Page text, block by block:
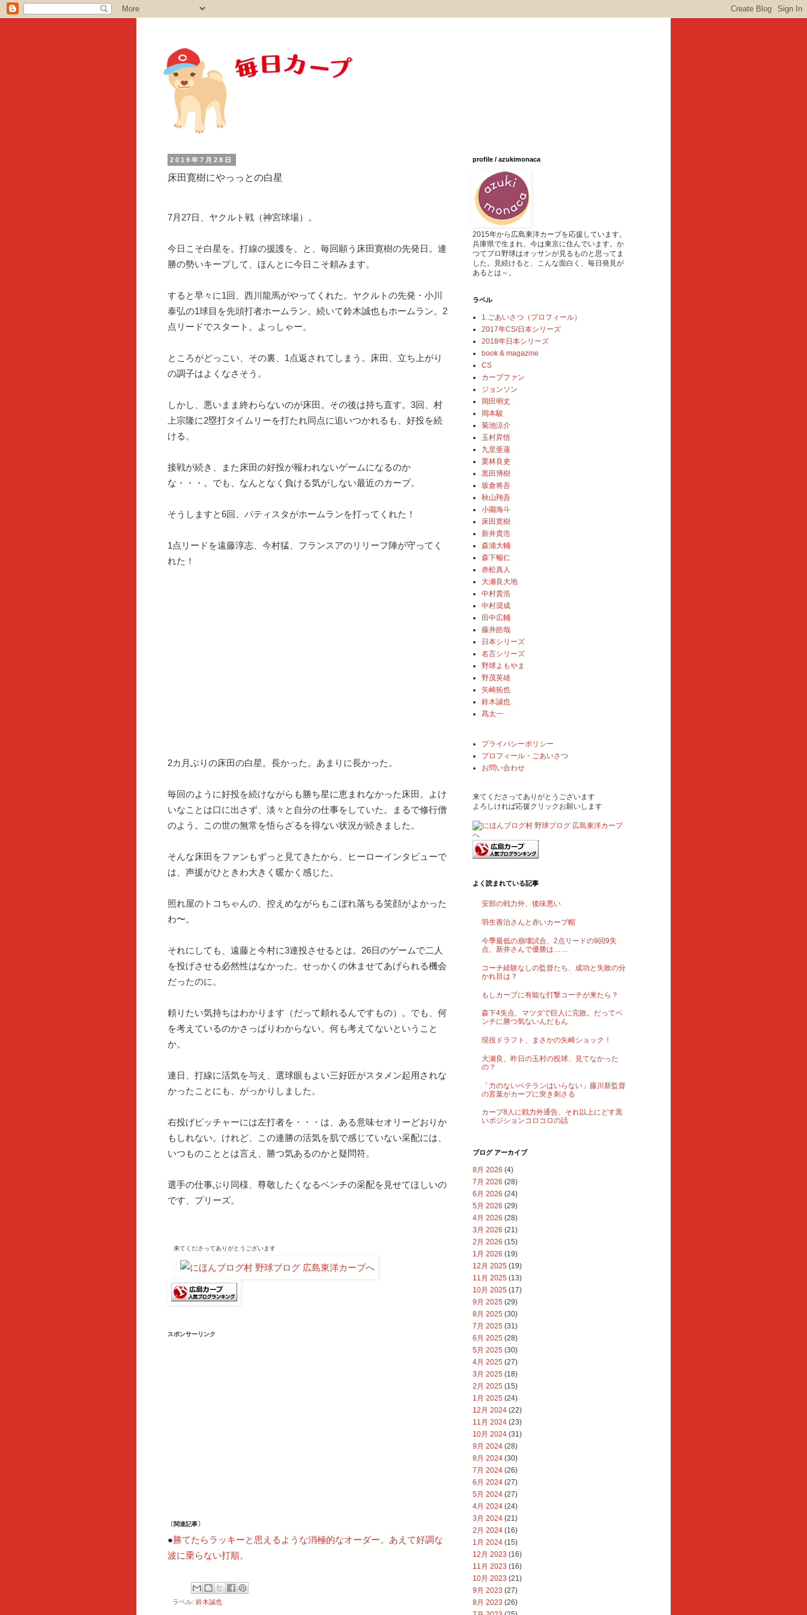
2019年7月28日
床田寛樹にやっっとの白星
7月27日、ヤクルト戦（神宮球場）。
今日こそ白星を。打線の援護を。と、毎回願う床田寛樹の先発日。連
勝の勢いキープして、ほんとに今日こそ頼みます。
すると早々に1回、西川龍馬がやってくれた。ヤクルトの先発・小川
泰弘の1球目を先頭打者ホームラン。続いて鈴木誠也もホームラン。2
点リードでスタート。よっしゃー。
ところがどっこい、その裏、1点返されてしまう。床田、立ち上がり
の調子はよくなさそう。
しかし、悪いまま終わらないのが床田。その後は持ち直す。3回、村
上宗隆に2塁打タイムリーを打たれ同点に追いつかれるも、好投を続
ける。
接戦が続き、また床田の好投が報われないゲームになるのか
な・・・。でも、なんとなく負ける気がしない最近のカープ。
そうしますと6回、バティスタがホームランを打ってくれた！
1点リードを遠藤淳志、今村猛、フランスアのリリーフ陣が守ってく
れた！
2カ月ぶりの床田の白星。長かった。あまりに長かった。
毎回のように好投を続けながらも勝ち星に恵まれなかった床田。よけ
いなことは口に出さず、淡々と自分の仕事をしていた。まるで修行僧
のよう。この世の無常を悟らざるを得ない状況が続きました。
そんな床田をファンもずっと見てきたから、ヒーローインタビューで
は、声援がひときわ大きく暖かく感じた。
照れ屋のトコちゃんの、控えめながらもこぼれ落ちる笑顔がよかった
わ〜。
それにしても、遠藤と今村に3連投させるとは。26日のゲームで二人
を投げさせる必然性はなかった。せっかくの休ませてあげられる機会
だったのに。
頼りたい気持ちはわかります（だって頼れるんですもの）。でも、何
を考えているのかさっぱりわからない。何も考えてないということ
か。
連日、打線に活気を与え、選球眼もよい三好匠がスタメン起用されな
かったことにも、がっかりしました。
右投げピッチャーには左打者を・・・は、ある意味セオリーどおりか
もしれない。けれど、この連勝の活気を肌で感じていない采配には、
いつものこととは言え、勝つ気あるのかと疑問符。
選手の仕事ぶり同様、尊敬したくなるベンチの采配を見せてほしいの
です、プリーズ。
来てくださってありがとうございます
スポンサーリンク
〔関連記事〕
●勝てたらラッキーと思えるような消極的なオーダー。あえて好調な
波に乗らない打順。
ラベル: 鈴木誠也
profile / azukimonaca
2015年から広島東洋カープを応援しています。
兵庫県で生まれ、今は東京に住んでいます。か
つてプロ野球はオッサンが見るものと思ってま
した。見続けると、こんな面白く、毎日発見が
あるとは～。
ラベル
1.ごあいさつ（プロフィール）
2017年CS/日本シリーズ
2018年日本シリーズ
book & magazine
CS
カープファン
ジョンソン
岡田明丈
岡本駿
菊池涼介
玉村昇悟
九里亜蓮
栗林良吏
黒田博樹
坂倉将吾
秋山翔吾
小園海斗
床田寛樹
新井貴浩
森浦大輔
森下暢仁
赤松真人
大瀬良大地
中村貴浩
中村奨成
田中広輔
藤井皓哉
日本シリーズ
名言シリーズ
野球よもやま
野茂英雄
矢崎拓也
鈴木誠也
髙太一
プライバシーポリシー
プロフィール・ごあいさつ
お問い合わせ
来てくださってありがとうございます
よろしければ応援クリックお願いします
よく読まれている記事
安部の戦力外、後味悪い
羽生善治さんと赤いカープ帽
今季最低の崩壊試合、2点リードの9回9失
点、新井さんで優勝は……
コーチ経験なしの監督たち、成功と失敗の分
かれ目は？
もしカープに有能な打撃コーチが来たら？
森下4失点、マツダで巨人に完敗。だってベ
ンチに勝つ気ないんだもん
現役ドラフト、まさかの矢崎ショック！
大瀬良、昨日の玉村の投球、見てなかった
の？
「力のないベテランはいらない」藤川新監督
の言葉がカープに突き刺さる
カープ8人に戦力外通告、それ以上にどす黒
いポジションコロコロの話
ブログ アーカイブ
8月 2026 (4)
7月 2026 (28)
6月 2026 (24)
5月 2026 (29)
4月 2026 (28)
3月 2026 (21)
2月 2026 (15)
1月 2026 (19)
12月 2025 (19)
11月 2025 (13)
10月 2025 (17)
9月 2025 (29)
8月 2025 (30)
7月 2025 (31)
6月 2025 (28)
5月 2025 (30)
4月 2025 (27)
3月 2025 (18)
2月 2025 (15)
1月 2025 (24)
12月 2024 (22)
11月 2024 (23)
10月 2024 (31)
9月 2024 (28)
8月 2024 (30)
7月 2024 (26)
6月 2024 (27)
5月 2024 (27)
4月 2024 (24)
3月 2024 (21)
2月 2024 (16)
1月 2024 (15)
12月 2023 (16)
11月 2023 (16)
10月 2023 (21)
9月 2023 (27)
8月 2023 (26)